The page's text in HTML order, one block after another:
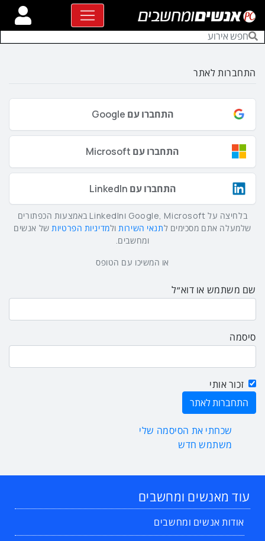
התחברות לאתר
התחברו עם Google
התחברו עם Microsoft
התחברו עם LinkedIn
בלחיצה על Google, Microsoft וLinkedIn באמצעות הכפתורים
שלמעלה אתם מסכימים לתנאי השירותולמדיניות הפרטיותשל אנשים
ומחשבים.
או המשיכו עם הטופס
שם משתמש או דוא״ל
סיסמה
זכור אותי
שכחתי את הסיסמה שלי
משתמש חדש
עוד מאנשים ומחשבים
אודות אנשים ומחשבים